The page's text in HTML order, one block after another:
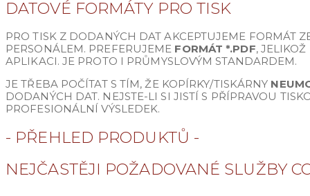
DATOVÉ FORMÁTY PRO TISK
PRO TISK Z DODANÝCH DAT AKCEPTUJEME FORMÁT
PERSONÁLEM. PREFERUJEME FORMÁT *.PDF,
APLIKACI. JE PROTO I PRŮMYSLOVÝM STANDARDEM.
JE TŘEBA POČÍTAT S TÍM, ŽE KOPÍRKY/TISKÁRNY
DODANÝCH DAT. NEJSTE-LI SI JISTÍ S PŘÍPRAVOU
PROFESIONÁLNÍ VÝSLEDEK.
- PŘEHLED PRODUKTŮ -
NEJČASTĚJI POŽADOVANÉ SLUŽBY